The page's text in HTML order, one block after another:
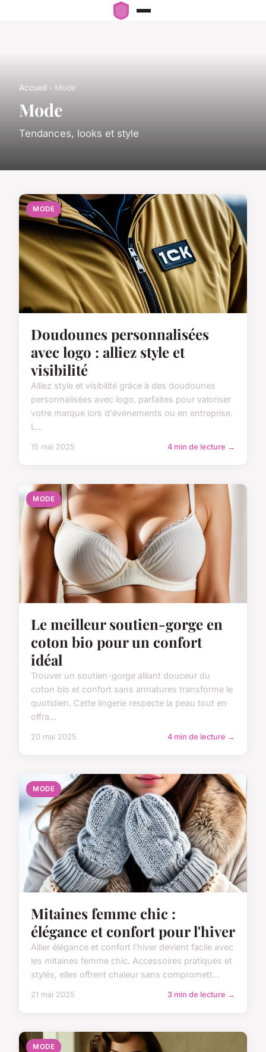
Accueil › Mode
Mode
Tendances, looks et style
MODE
Doudounes personnalisées
avec logo : alliez style et
visibilité
Alliez style et visibilité grâce à des doudounes
personnalisées avec logo, parfaites pour valoriser
votre marque lors d'événements ou en entreprise.
L...
15 mai 2025 4 min de lecture →
MODE
Le meilleur soutien-gorge en
coton bio pour un confort
idéal
Trouver un soutien-gorge alliant douceur du
coton bio et confort sans armatures transforme le
quotidien. Cette lingerie respecte la peau tout en
offra...
20 mai 2025 4 min de lecture →
MODE
Mitaines femme chic :
élégance et confort pour l'hiver
Allier élégance et confort l'hiver devient facile avec
les mitaines femme chic. Accessoires pratiques et
stylés, elles offrent chaleur sans compromett...
21 mai 2025 3 min de lecture →
MODE